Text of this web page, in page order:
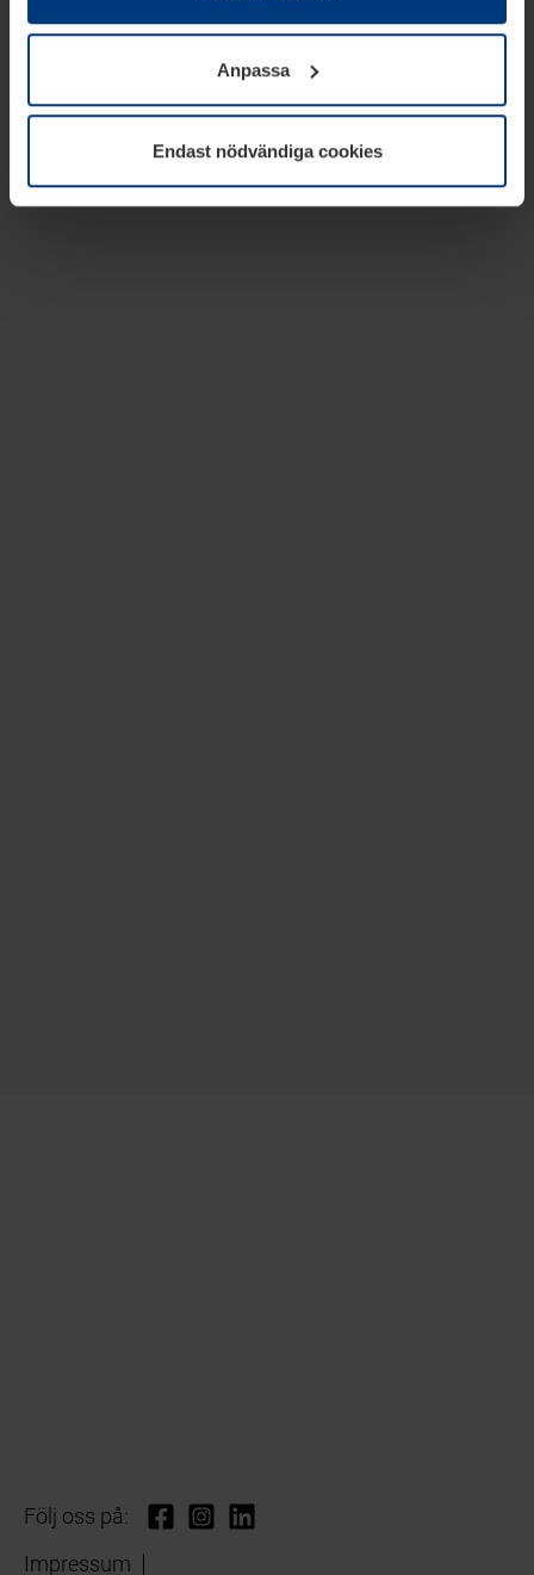
godkännande kan du när som helst ändra eller återkalla i
informationen om kakor underDataskyddsförklaring
vår webbplats.
Anpassa
Endast nödvändiga cookies
Följ oss på:
Impressum